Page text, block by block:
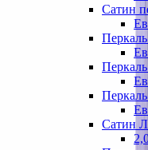
Сатин
Сатин